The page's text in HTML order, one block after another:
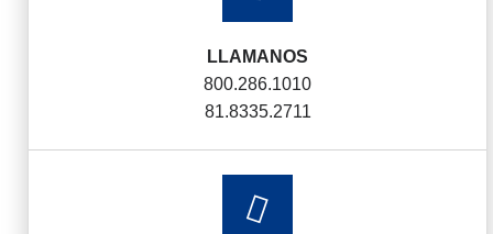
LLAMANOS
800.286.1010
81.8335.2711